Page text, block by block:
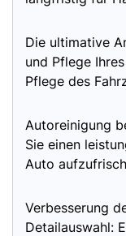
Die ultimative
und Pflege
Pflege des
Autoreinigung
Sie einen
Auto
Verbesserung
Detailauswahl: